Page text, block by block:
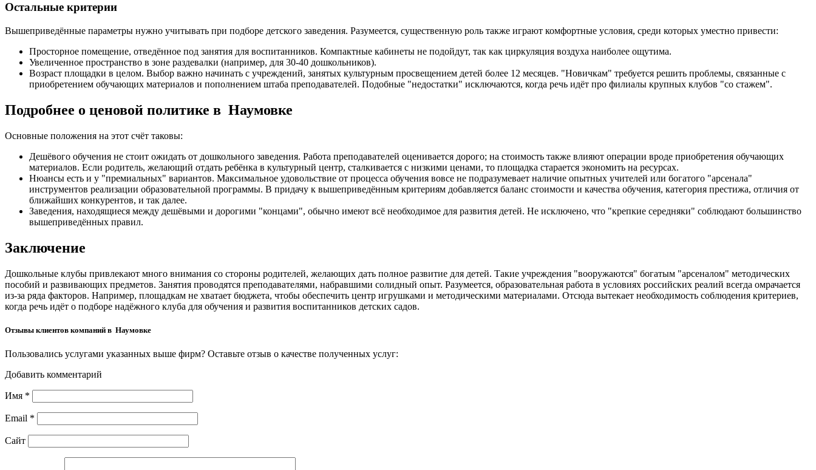
Остальные критерии
Вышеприведённые параметры нужно учитывать при подборе детского заведения. Разумеется, существенную роль также играют комфортные условия, среди которых уместно привести:
Просторное помещение, отведённое под занятия для воспитанников. Компактные кабинеты не подойдут, так как циркуляция воздуха наиболее ощутима.
Увеличенное пространство в зоне раздевалки (например, для 30-40 дошкольников).
Возраст площадки в целом. Выбор важно начинать с учреждений, занятых культурным просвещением детей более 12 месяцев. "Новичкам" требуется решить проблемы, связанные с
приобретением обучающих материалов и пополнением штаба преподавателей. Подобные "недостатки" исключаются, когда речь идёт про филиалы крупных клубов "со стажем".
Подробнее о ценовой политике в Наумовке
Основные положения на этот счёт таковы:
Дешёвого обучения не стоит ожидать от дошкольного заведения. Работа преподавателей оценивается дорого; на стоимость также влияют операции вроде приобретения обучающих
материалов. Если родитель, желающий отдать ребёнка в культурный центр, сталкивается с низкими ценами, то площадка старается экономить на ресурсах.
Нюансы есть и у "премиальных" вариантов. Максимальное удовольствие от процесса обучения вовсе не подразумевает наличие опытных учителей или богатого "арсенала"
инструментов реализации образовательной программы. В придачу к вышеприведённым критериям добавляется баланс стоимости и качества обучения, категория престижа, отличия от
ближайших конкурентов, и так далее.
Заведения, находящиеся между дешёвыми и дорогими "концами", обычно имеют всё необходимое для развития детей. Не исключено, что "крепкие середняки" соблюдают большинство
вышеприведённых правил.
Заключение
Дошкольные клубы привлекают много внимания со стороны родителей, желающих дать полное развитие для детей. Такие учреждения "вооружаются" богатым "арсеналом" методических
пособий и развивающих предметов. Занятия проводятся преподавателями, набравшими солидный опыт. Разумеется, образовательная работа в условиях российских реалий всегда омрачается
из-за ряда факторов. Например, площадкам не хватает бюджета, чтобы обеспечить центр игрушками и методическими материалами. Отсюда вытекает необходимость соблюдения критериев,
когда речь идёт о подборе надёжного клуба для обучения и развития воспитанников детских садов.
Отзывы клиентов компаний в Наумовке
Пользовались услугами указанных выше фирм? Оставьте отзыв о качестве полученных услуг:
Добавить комментарий
Имя *
Email *
Сайт